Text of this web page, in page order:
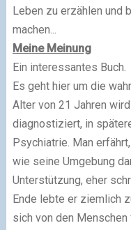
Leben zu erzählen und
machen...
Meine Meinung
Ein interessantes Buch.
Es geht hier um die
Alter von 21 Jahren
diagnostiziert, in
Psychiatrie. Man
wie seine Umgebung
Unterstützung, eher
Ende lebte er ziemlich
sich von den